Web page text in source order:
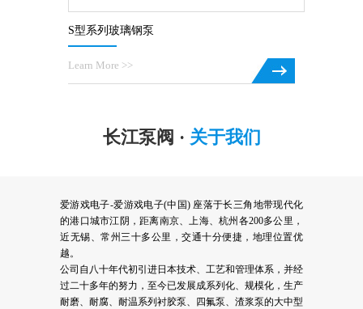
S型系列玻璃钢泵
Learn More >>
长江泵阀 · 关于我们
爱游戏电子-爱游戏电子(中国) 座落于长三角地带现代化
的港口城市江阴，距离南京、上海、杭州各200多公里，
近无锡、常州三十多公里，交通十分便捷，地理位置优
越。
公司自八十年代初引进日本技术、工艺和管理体系，并经
过二十多年的努力，至今已发展成系列化、规模化，生产
耐磨、耐腐、耐温系列衬胶泵、四氟泵、渣浆泵的大中型